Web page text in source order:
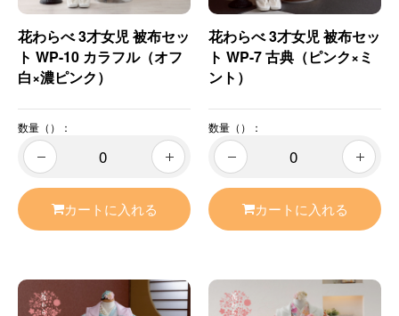
花わらべ 3才女児 被布セッ
ト WP-10 カラフル（オフ
白×濃ピンク）
数量（）：
カートに入れる
花わらべ 3才女児 被布セッ
ト WP-7 古典（ピンク×ミ
ント）
数量（）：
カートに入れる